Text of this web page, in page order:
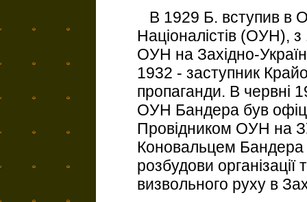
В 1929 Б. вступив в
Націоналістів (ОУН),
ОУН на Західно-
1932 - заступник
пропаганди. В червні
ОУН Бандера був
Провідником ОУН на
Коновальцем Бандера
розбудови
визвольного руху в